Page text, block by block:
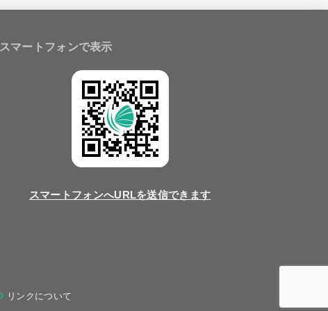
スマートフォンで表示
スマートフォンへURLを送信できます
リンクについて